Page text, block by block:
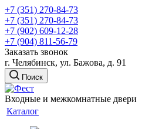
+7 (351) 270-84-73
+7 (351) 270-84-73
+7 (902) 609-12-28
+7 (904) 811-56-79
Заказать звонок
г. Челябинск, ул. Бажова, д. 91
Поиск
Входные и межкомнатные двери
Каталог